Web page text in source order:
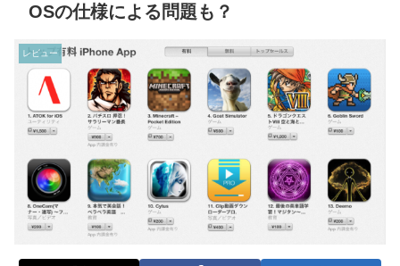
OSの仕様による問題も？
レビュー